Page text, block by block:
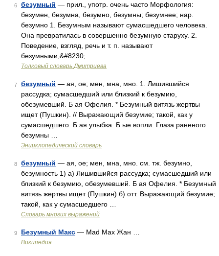
6 безумный — прил., употр. очень часто Морфология:
безумен, безумна, безумно, безумны; безумнее; нар.
безумно 1. Безумным называют сумасшедшего человека.
Она превратилась в совершенно безумную старуху. 2.
Поведение, взгляд, речь и т. п. называют
безумными,&#8230; …
Толковый словарь Дмитриева
7 безумный — ая, ое; мен, мна, мно. 1. Лишившийся
рассудка; сумасшедший или близкий к безумию,
обезумевший. Б ая Офелия. * Безумный витязь жертвы
ищет (Пушкин). // Выражающий безумие; такой, как у
сумасшедшего. Б ая улыбка. Б ые вопли. Глаза раненого
безумны …
Энциклопедический словарь
8 безумный — ая, ое; мен, мна, мно. см. тж. безумно,
безумность 1) а) Лишившийся рассудка; сумасшедший или
близкий к безумию, обезумевший. Б ая Офелия. * Безумный
витязь жертвы ищет (Пушкин) б) отт. Выражающий безумие;
такой, как у сумасшедшего …
Словарь многих выражений
9 Безумный Макс — Mad Max Жан …
Википедия